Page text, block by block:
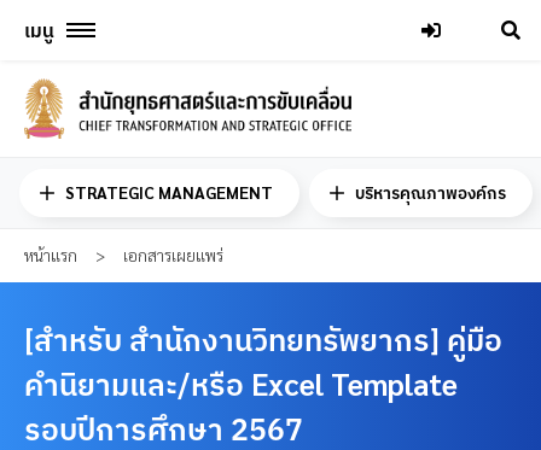
content
เมนู
STRATEGIC MANAGEMENT บริหารคุณภาพองค์กร
หน้าแรก > เอกสารเผยแพร่
[สำหรับ สำนักงานวิทยทรัพยากร] คู่มือ
คำนิยามและ/หรือ Excel Template
รอบปีการศึกษา 2567